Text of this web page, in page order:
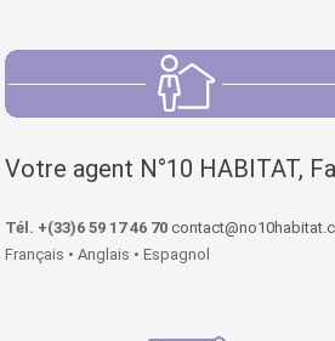
Votre agent N°10 HABITAT,
Tél. +(33)6 59 17 46 70
Français • Anglais • Espagnol